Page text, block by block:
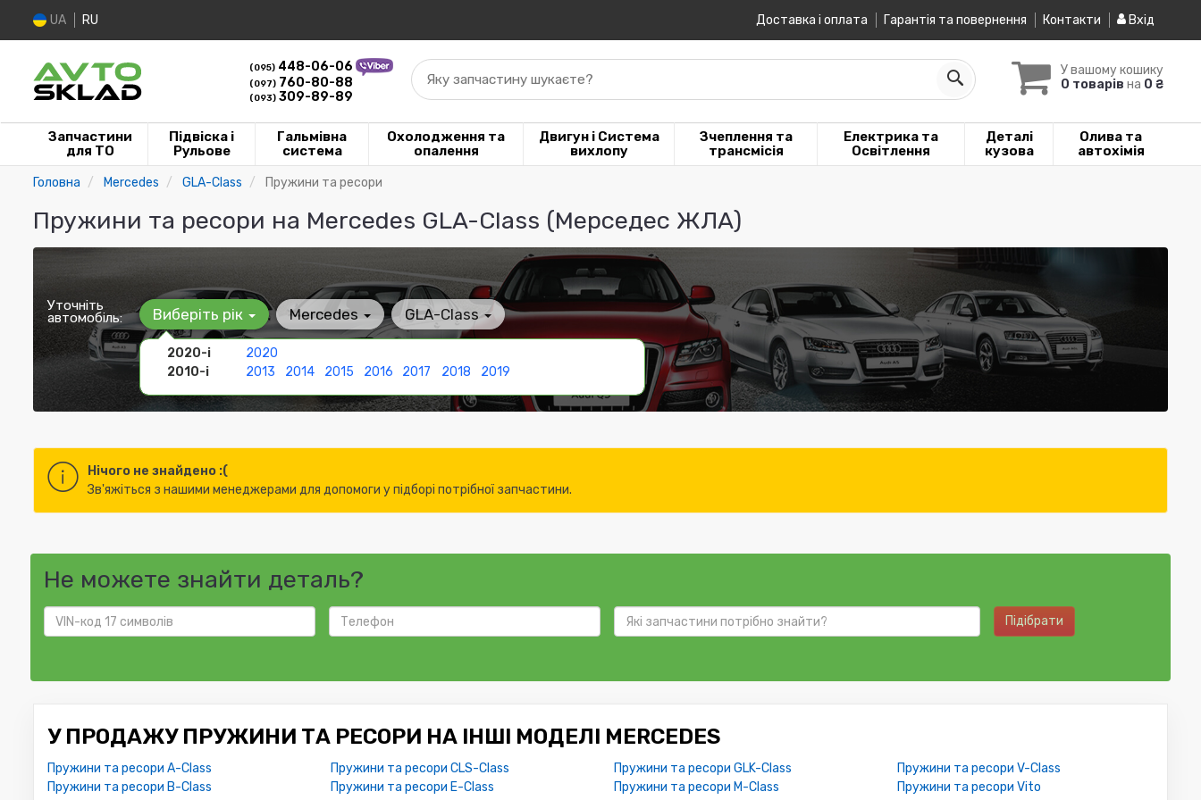
UA RU Доставка і оплата Гарантія та повернення Контакти Вхід
(095) 448-06-06
(097) 760-80-88
(093) 309-89-89
У вашому кошику
0 товарів на 0 ₴
Яку запчастину шукаєте?
Запчастини
для ТО
Підвіска і
Рульове
Гальмівна
система
Охолодження та
опалення
Двигун і Система
вихлопу
Зчеплення та
трансмісія
Електрика та
Освітлення
Деталі
кузова
Олива та
автохімія
Головна Mercedes GLA-Class Пружини та ресори
Пружини та ресори на Mercedes GLA-Class (Мерседес ЖЛА)
Уточніть
автомобіль: Виберіть рік
2020-і
2020
2010-і
2013 2014 2015 2016 2017 2018 2019
Mercedes GLA-Class
Нічого не знайдено :(
Зв'яжіться з нашими менеджерами для допомоги у підборі потрібної запчастини.
Не можете знайти деталь?
Підібрати
У ПРОДАЖУ ПРУЖИНИ ТА РЕСОРИ НА ІНШІ МОДЕЛІ MERCEDES
Пружини та ресори A-Class
Пружини та ресори B-Class
Пружини та ресори CLS-Class
Пружини та ресори E-Class
Пружини та ресори GLK-Class
Пружини та ресори M-Class
Пружини та ресори V-Class
Пружини та ресори Vito